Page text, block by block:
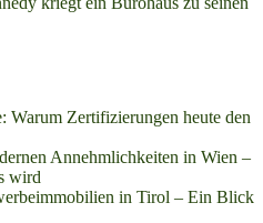
Warum Zertifizierungen heute den
Annehmlichkeiten in Wien –
wird
in Tirol – Ein Blick